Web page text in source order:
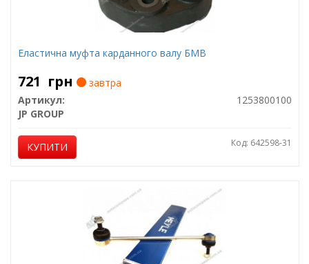
Еластична муфта карданного валу БМВ
721 грн
завтра
Артикул:
1253800100
JP GROUP
КУПИТИ Код: 642598-31